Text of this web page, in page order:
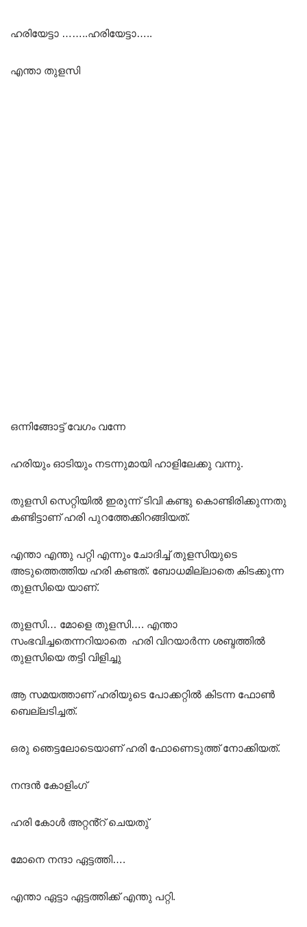
ഹരിയേട്ടാ ……..ഹരിയേട്ടാ…..
എന്താ തുളസി
ഒന്നിങ്ങോട്ട് വേഗം വന്നേ
ഹരിയും ഓടിയും നടന്നുമായി ഹാളിലേക്കു വന്നു.
തുളസി സെറ്റിയിൽ ഇരുന്ന് ടിവി കണ്ടു കൊണ്ടിരിക്കുന്നതു
കണ്ടിട്ടാണ് ഹരി പുറത്തേക്കിറങ്ങിയത്.
എന്താ എന്തു പറ്റി എന്നും ചോദിച്ച് തുളസിയുടെ
അടുത്തെത്തിയ ഹരി കണ്ടത്. ബോധമില്ലാതെ കിടക്കുന്ന
തുളസിയെ യാണ്.
തുളസി… മോളെ തുളസി…. എന്താ
സംഭവിച്ചതെന്നറിയാതെ ഹരി വിറയാർന്ന ശബ്ദത്തിൽ
തുളസിയെ തട്ടി വിളിച്ചു
ആ സമയത്താണ് ഹരിയുടെ പോക്കറ്റിൽ കിടന്ന ഫോൺ
ബെല്ലടിച്ചത്.
ഒരു ഞെട്ടലോടെയാണ് ഹരി ഫോണെടുത്ത് നോക്കിയത്.
നന്ദൻ കോളിംഗ്
ഹരി കോൾ അറ്റൻ്റ്‌ ചെയതു്
മോനെ നന്ദാ ഏട്ടത്തി….
എന്താ ഏട്ടാ ഏട്ടത്തിക്ക് എന്തു പറ്റി.